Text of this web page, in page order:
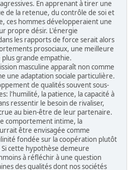
En apprenant à tirer une
de la retenue, du contrôle de soi et
ces hommes développeraient une
propre désir. L'énergie
les rapports de force serait alors
prosociaux, une meilleure
grande empathie.
masculine apparaît non comme
une adaptation sociale particulière.
de qualités souvent sous-
l'humilité, la patience, la capacité à
ressentir le besoin de rivaliser,
au bien-être de leur partenaire.
comportement intime, la
être envisagée comme
fondée sur la coopération plutôt
cette hypothèse demeure
à réfléchir à une question
des qualités dont nos sociétés